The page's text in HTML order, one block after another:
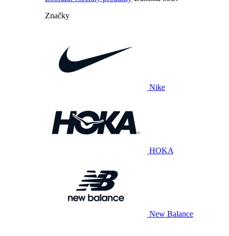
Značky
Nike
HOKA
New Balance